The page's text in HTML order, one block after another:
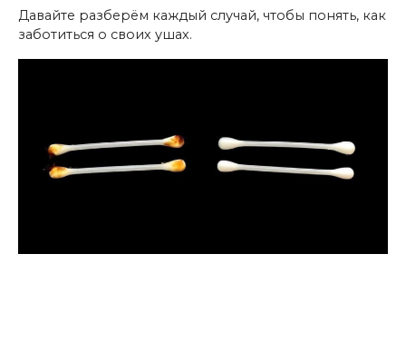
Давайте разберём каждый случай, чтобы понять, как
заботиться о своих ушах.